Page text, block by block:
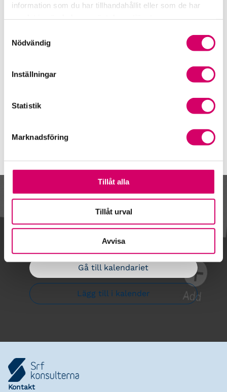
information som du har tillhandahållit eller som de har
Nödvändig
Inställningar
Statistik
Marknadsföring
Tillåt alla
Tillåt urval
Avvisa
Tidningen Konsulten
Öppet brev till Myndigheten för yrkeshögskolan
Framtidsutsikter i lönebranschen
Kalendarium
Gå till kalendariet
Lägg till i kalender
Kontakt